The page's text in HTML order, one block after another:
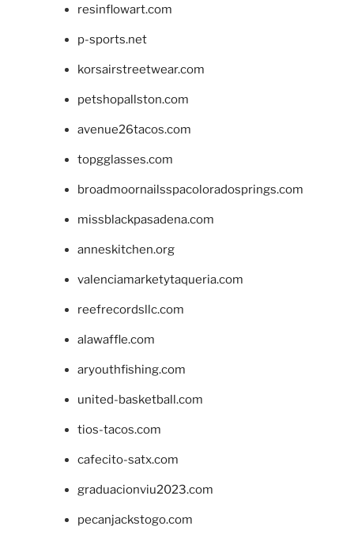
resinflowart.com
p-sports.net
korsairstreetwear.com
petshopallston.com
avenue26tacos.com
topgglasses.com
broadmoornailsspacoloradosprings.com
missblackpasadena.com
anneskitchen.org
valenciamarketytaqueria.com
reefrecordsllc.com
alawaffle.com
aryouthfishing.com
united-basketball.com
tios-tacos.com
cafecito-satx.com
graduacionviu2023.com
pecanjackstogo.com